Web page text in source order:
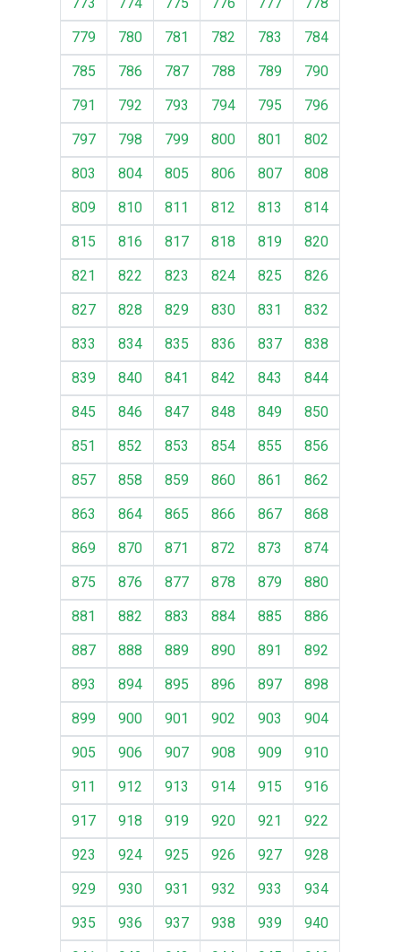
779
780 781 782 783
784
785
786 787 788 789
790
791
792 793 794 795
796
797
798 799 800 801
802
803
804 805 806 807
808
809
810 811 812 813
814
815
816 817 818 819
820
821
822 823 824 825
826
827
828 829 830 831
832
833
834 835 836 837
838
839
840 841 842 843
844
845
846 847 848 849
850
851
852 853 854 855
856
857
858 859 860 861
862
863
864 865 866 867
868
869
870 871 872 873
874
875
876 877 878 879
880
881
882 883 884 885
886
887
888 889 890 891
892
893
894 895 896 897
898
899
900 901 902 903
904
905
906 907 908 909
910
911
912 913 914 915
916
917
918 919 920 921
922
923
924 925 926 927
928
929
930 931 932 933
934
935
936 937 938 939
940